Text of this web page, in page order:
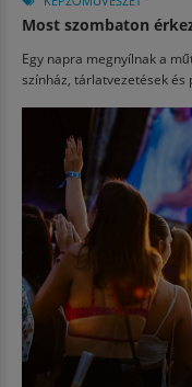
Most szombaton
Egy napra megnyílnak a
színház, tárlatvezetések és